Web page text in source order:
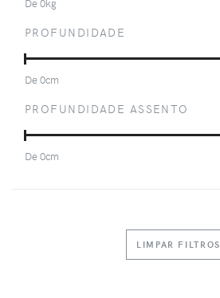
De0kg
PROFUNDIDADE
De0cm
PROFUNDIDADE ASSENTO
De0cm
LIMPAR FILTROS